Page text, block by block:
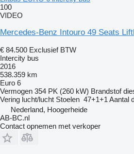
100
VIDEO
Mercedes-Benz Intouro 49 Seats
€ 84.500 Exclusief BTW
Intercity bus
2016
538.359 km
Euro 6
Vermogen 354 PK (260 kW) Brandstof
Vering lucht/lucht Stoelen 47+1+1 Aantal
Nederland, Hoogerheide
AB-BC.nl
Contact opnemen met verkoper